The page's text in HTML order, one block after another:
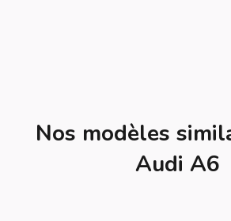
Nos modèles
Audi A6